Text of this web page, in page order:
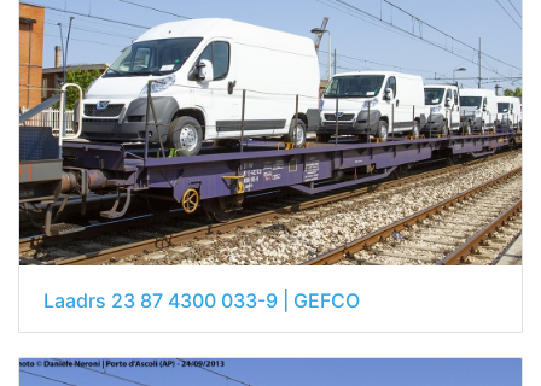
Laadrs 23 87 4300 033-9 | GEFCO